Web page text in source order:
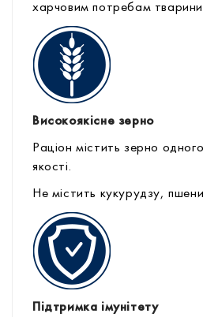
харчовим потребам тварини
Високоякісне зерно
Раціон містить зерно
якості.
Не містить кукурудзу,
Підтримка імунітету